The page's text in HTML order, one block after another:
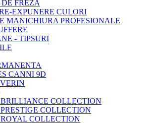
FREZA
EXPUNERE CULORI
MANICHIURA PROFESIONALE
- TIPSURI
CANNI 9D
COLLECTION
COLLECTION
COLLECTION